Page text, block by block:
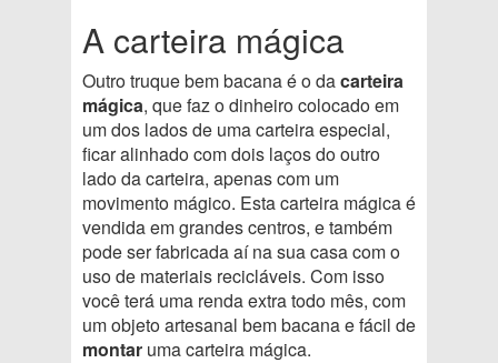
A carteira mágica
Outro truque bem bacana é o dacarteira
mágica, que faz o dinheiro colocado em
um dos lados de uma carteira especial,
ficar alinhado com dois laços do outro
lado da carteira, apenas com um
movimento mágico. Esta carteira mágica é
vendida em grandes centros, e também
pode ser fabricada aí na sua casa com o
uso de materiais recicláveis. Com isso
você terá uma renda extra todo mês, com
um objeto artesanal bem bacana e fácil de
montar uma carteira mágica.